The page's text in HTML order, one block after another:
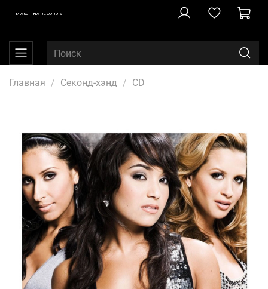
MASCHINA RECORDS
Главная Секонд-хэнд CD